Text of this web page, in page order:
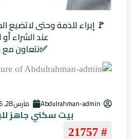
🚩 إبراء للذمة وحتى
عند الشراء
✅نتعاون
Abdulrahman-admin مارس 28, 2026
بيت سكني جاهز
# 21757